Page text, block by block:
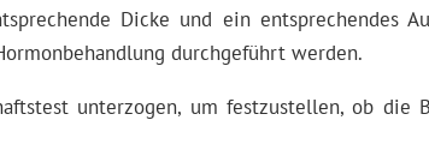
Dicke und ein entsprechendes
durchgeführt werden.
unterzogen, um festzustellen, ob die